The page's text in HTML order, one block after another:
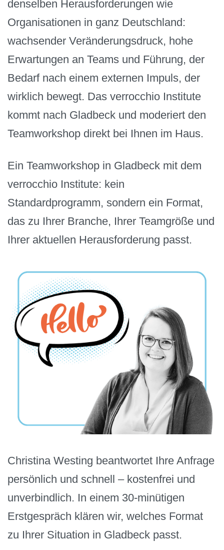
denselben Herausforderungen wie
Organisationen in ganz Deutschland:
wachsender Veränderungsdruck, hohe
Erwartungen an Teams und Führung, der
Bedarf nach einem externen Impuls, der
wirklich bewegt. Das verrocchio Institute
kommt nach Gladbeck und moderiert den
Teamworkshop direkt bei Ihnen im Haus.
Ein Teamworkshop in Gladbeck mit dem
verrocchio Institute: kein
Standardprogramm, sondern ein Format,
das zu Ihrer Branche, Ihrer Teamgröße und
Ihrer aktuellen Herausforderung passt.
Christina Westing beantwortet Ihre Anfrage
persönlich und schnell – kostenfrei und
unverbindlich. In einem 30-minütigen
Erstgespräch klären wir, welches Format
zu Ihrer Situation in Gladbeck passt.